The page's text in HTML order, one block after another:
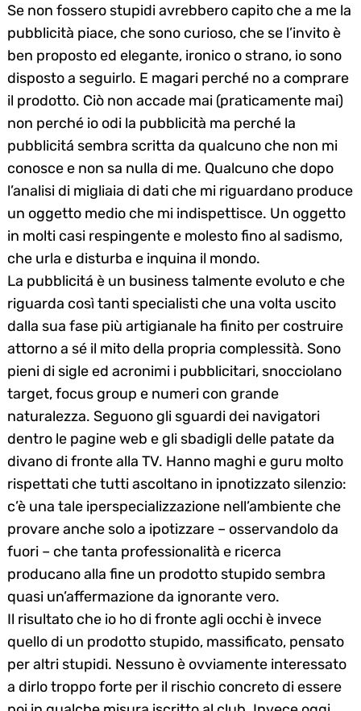
Se non fossero stupidi avrebbero capito che a me la
pubblicità piace, che sono curioso, che se l’invito è
ben proposto ed elegante, ironico o strano, io sono
disposto a seguirlo. E magari perché no a comprare
il prodotto. Ciò non accade mai (praticamente mai)
non perché io odi la pubblicità ma perché la
pubblicitá sembra scritta da qualcuno che non mi
conosce e non sa nulla di me. Qualcuno che dopo
l’analisi di migliaia di dati che mi riguardano produce
un oggetto medio che mi indispettisce. Un oggetto
in molti casi respingente e molesto fino al sadismo,
che urla e disturba e inquina il mondo.
La pubblicitá è un business talmente evoluto e che
riguarda così tanti specialisti che una volta uscito
dalla sua fase più artigianale ha finito per costruire
attorno a sé il mito della propria complessità. Sono
pieni di sigle ed acronimi i pubblicitari, snocciolano
target, focus group e numeri con grande
naturalezza. Seguono gli sguardi dei navigatori
dentro le pagine web e gli sbadigli delle patate da
divano di fronte alla TV. Hanno maghi e guru molto
rispettati che tutti ascoltano in ipnotizzato silenzio:
c’è una tale iperspecializzazione nell’ambiente che
provare anche solo a ipotizzare – osservandolo da
fuori – che tanta professionalità e ricerca
producano alla fine un prodotto stupido sembra
quasi un’affermazione da ignorante vero.
Il risultato che io ho di fronte agli occhi è invece
quello di un prodotto stupido, massificato, pensato
per altri stupidi. Nessuno è ovviamente interessato
a dirlo troppo forte per il rischio concreto di essere